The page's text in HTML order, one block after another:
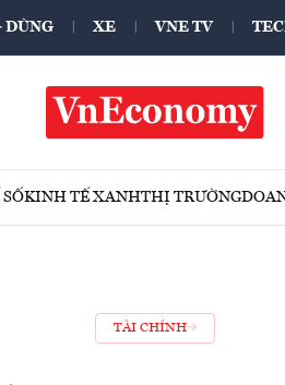
DÙNG XE VNE TV
KINH TẾ XANHTHỊ TRƯỜNG
TÀI CHÍNH